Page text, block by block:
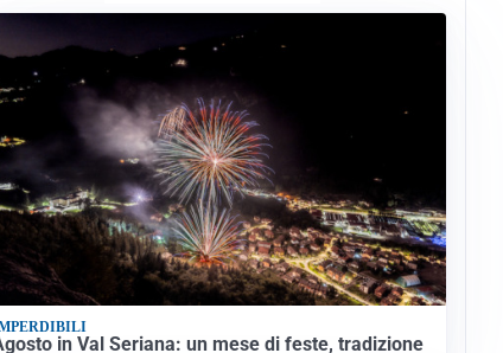
in Val Seriana: un mese di feste, tradizione